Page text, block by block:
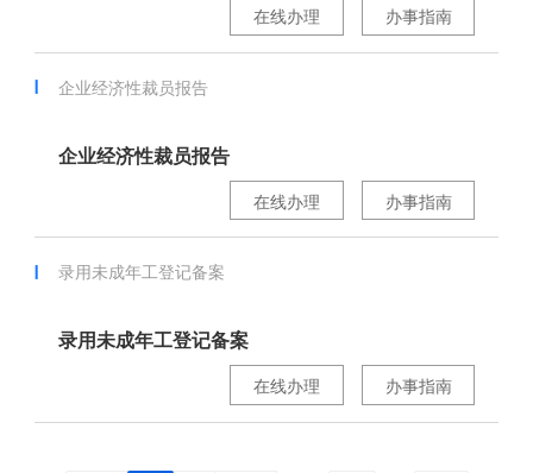
办事指南
在线办理
企业经济性裁员报告
企业经济性裁员报告
办事指南
在线办理
录用未成年工登记备案
录用未成年工登记备案
办事指南
在线办理